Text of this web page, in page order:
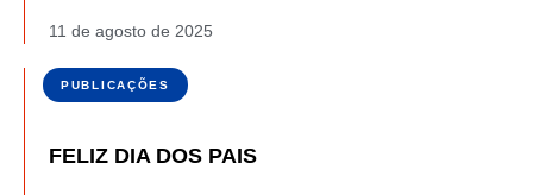
11 de agosto de 2025
PUBLICAÇÕES
FELIZ DIA DOS PAIS